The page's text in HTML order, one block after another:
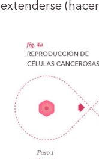
extenderse